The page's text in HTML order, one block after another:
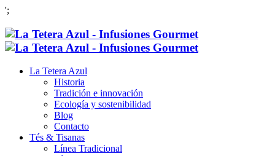
';
La Tetera Azul
Historia
Tradición e innovación
Ecología y sostenibilidad
Blog
Contacto
Tés & Tisanas
Línea Tradicional